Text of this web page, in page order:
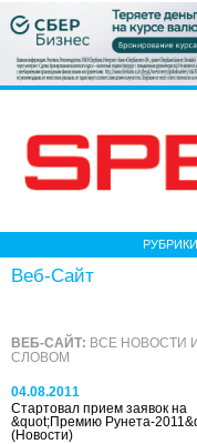
РУБРИКИ
Веб-Сайт
ВЕБ-САЙТ: ВСЕ НОВОСТИ
СЛОВОМ
04.08.2011
Стартовал прием заявок на
&quot;Премию Рунета-
(Новости)